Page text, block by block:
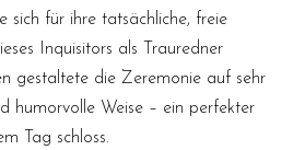
sich für ihre tatsächliche, freie
Inquisitors als Trauredner
gestaltete die Zeremonie auf sehr
humorvolle Weise – ein perfekter
Tag schloss.